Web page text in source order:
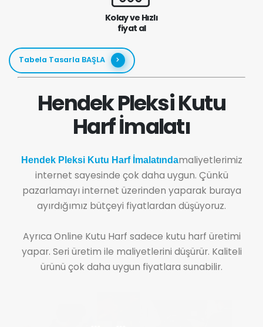
Kolay ve Hızlı
fiyat al
Tabela Tasarla BAŞLA
Hendek Pleksi Kutu
Harf İmalatı
Hendek Pleksi Kutu Harf İmalatındamaliyetlerimiz
internet sayesinde çok daha uygun. Çünkü
pazarlamayı internet üzerinden yaparak buraya
ayırdığımız bütçeyi fiyatlardan düşüyoruz.
Ayrıca Online Kutu Harf sadece kutu harf üretimi
yapar. Seri üretim ile maliyetlerini düşürür. Kaliteli
ürünü çok daha uygun fiyatlara sunabilir.